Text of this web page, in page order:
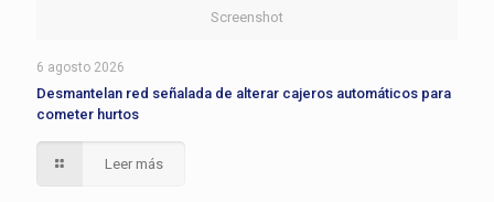
Screenshot
6 agosto 2026
Desmantelan red señalada de alterar cajeros automáticos para
cometer hurtos
Leer más